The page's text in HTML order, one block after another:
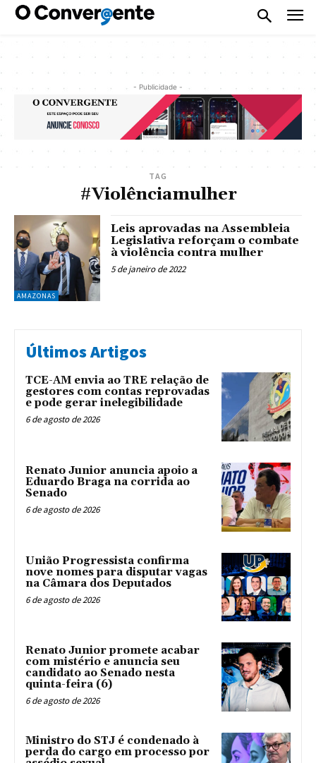
- Publicidade -
TAG
#Violênciamulher
AMAZONAS
Leis aprovadas na Assembleia
Legislativa reforçam o combate
à violência contra mulher
5 de janeiro de 2022
Últimos Artigos
TCE-AM envia ao TRE relação de
gestores com contas reprovadas
e pode gerar inelegibilidade
6 de agosto de 2026
Renato Junior anuncia apoio a
Eduardo Braga na corrida ao
Senado
6 de agosto de 2026
União Progressista confirma
nove nomes para disputar vagas
na Câmara dos Deputados
6 de agosto de 2026
Renato Junior promete acabar
com mistério e anuncia seu
candidato ao Senado nesta
quinta-feira (6)
6 de agosto de 2026
Ministro do STJ é condenado à
perda do cargo em processo por